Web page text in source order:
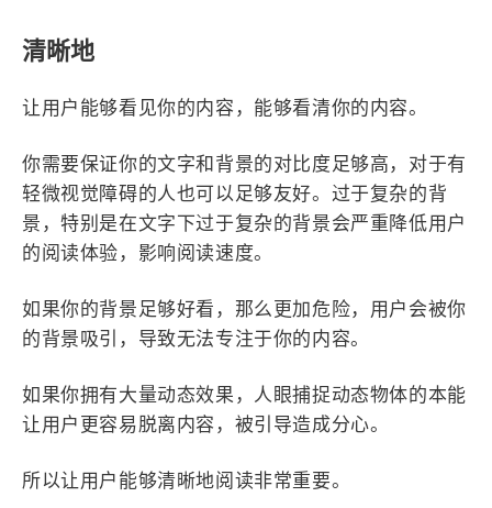
清晰地
让用户能够看见你的内容，能够看清你的内容。
你需要保证你的文字和背景的对比度足够高，对于有
轻微视觉障碍的人也可以足够友好。过于复杂的背
景，特别是在文字下过于复杂的背景会严重降低用户
的阅读体验，影响阅读速度。
如果你的背景足够好看，那么更加危险，用户会被你
的背景吸引，导致无法专注于你的内容。
如果你拥有大量动态效果，人眼捕捉动态物体的本能
让用户更容易脱离内容，被引导造成分心。
所以让用户能够清晰地阅读非常重要。